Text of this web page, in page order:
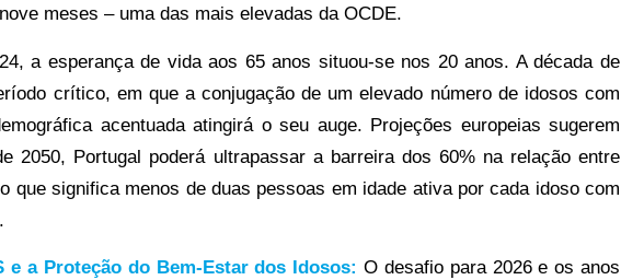
meses – uma das mais elevadas da OCDE.
a esperança de vida aos 65 anos situou-se nos 20 anos. A década de
crítico, em que a conjugação de um elevado número de idosos com
acentuada atingirá o seu auge. Projeções europeias sugerem
2050, Portugal poderá ultrapassar a barreira dos 60% na relação entre
que significa menos de duas pessoas em idade ativa por cada idoso com
e a Proteção do Bem-Estar dos Idosos: O desafio para 2026 e os anos